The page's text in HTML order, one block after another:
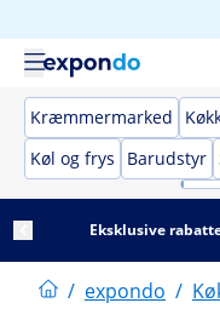
Kræmmermarked
Køl og frys
Barudstyr
Eksklusive
/ expondo /